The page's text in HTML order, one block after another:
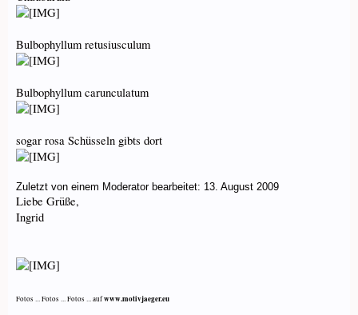
Bulbophyllum retusiusculum
Bulbophyllum carunculatum
sogar rosa Schüsseln gibts dort
Zuletzt von einem Moderator bearbeitet: 13. August 2009
Liebe Grüße,
Ingrid
Fotos ... Fotos ... Fotos ... aufwww.motivjaeger.eu